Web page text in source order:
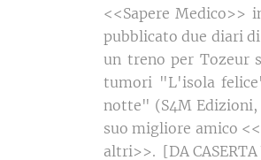
<<Sapere Medico>>
pubblicato due diari
un treno per Tozeur
tumori "L'isola
notte" (S4M Edizioni,
suo migliore amico
altri>>. [DA CASERTA